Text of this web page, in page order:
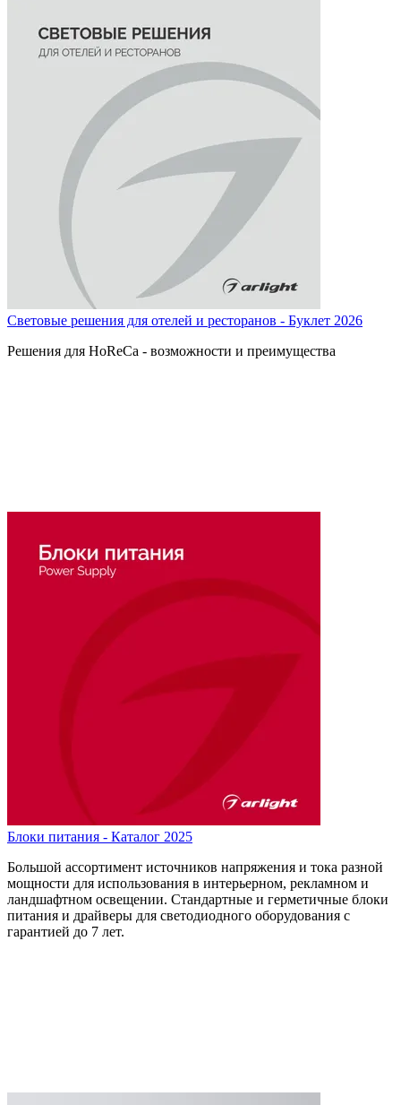
Световые решения для отелей и ресторанов - Буклет 2026
Решения для HoReCa - возможности и преимущества
Блоки питания - Каталог 2025
Большой ассортимент источников напряжения и тока разной
мощности для использования в интерьерном, рекламном и
ландшафтном освещении. Стандартные и герметичные блоки
питания и драйверы для светодиодного оборудования с
гарантией до 7 лет.